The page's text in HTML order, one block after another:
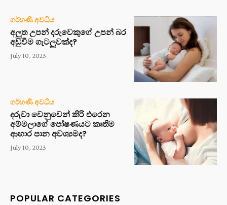
ගර්භණී අවධිය
අලුත උපන් දරුවෙකුගේ උපන් බර
අඩුවීම ගැටලුවක්ද?
July 10, 2023
ගර්භණී අවධිය
දරුවා වෙනුවෙන් කිරි එරෙන
අම්මලාගේ පෝෂණයට කෘතිම
ආහාර පාන අවශ්‍යමද?
July 10, 2023
POPULAR CATEGORIES